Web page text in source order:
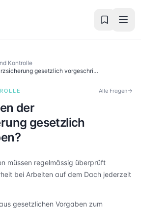
Kontrolle
gesetzlich vorgeschri…
Alle Fragen
der
gesetzlich
müssen regelmässig überprüft
bei Arbeiten auf dem Dach jederzeit
gesetzlichen Vorgaben zum